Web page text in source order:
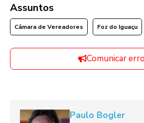
Assuntos
Câmara de Vereadores Foz do Iguaçu
Comunicar erro
Paulo Bogler